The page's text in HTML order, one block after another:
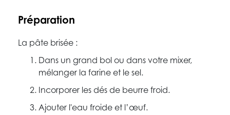
Préparation
La pâte brisée :
Dans un grand bol ou dans votre mixer,
mélanger la farine et le sel.
Incorporer les dés de beurre froid.
Ajouter l'eau froide et l’œuf.